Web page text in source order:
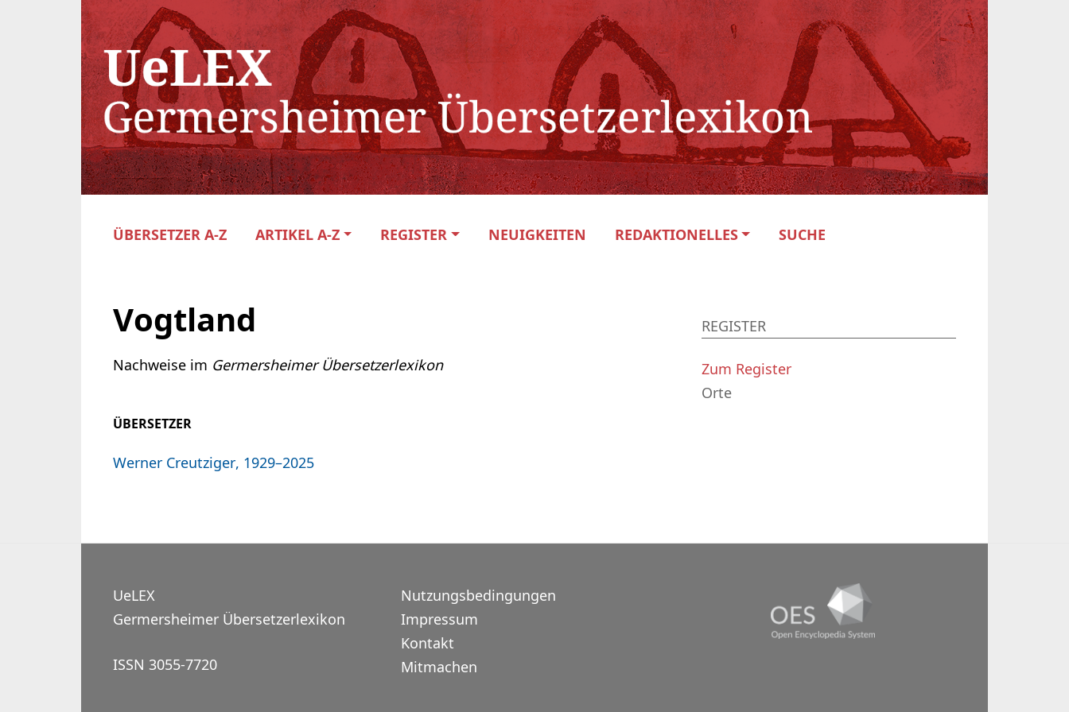
ÜBERSETZER A-Z ARTIKEL A-Z REGISTER NEUIGKEITEN REDAKTIONELLES SUCHE
Vogtland
Nachweise im Germersheimer Übersetzerlexikon
ÜBERSETZER
Werner Creutziger, 1929–2025
REGISTER
Zum Register
Orte
UeLEX
Germersheimer Übersetzerlexikon
ISSN 3055-7720
Nutzungsbedingungen
Impressum
Kontakt
Mitmachen